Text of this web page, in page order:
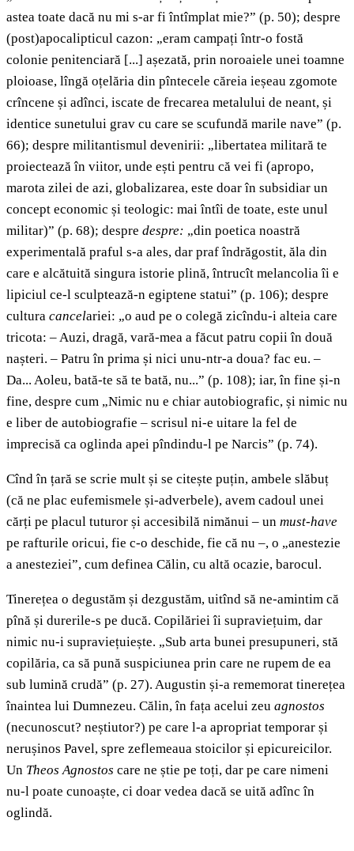
astea toate dacă nu mi s-ar fi întîmplat mie?” (p. 50); despre
(post)apocalipticul cazon: „eram campați într-o fostă
colonie penitenciară [...] așezată, prin noroaiele unei toamne
ploioase, lîngă oțelăria din pîntecele căreia ieșeau zgomote
crîncene și adînci, iscate de frecarea metalului de neant, și
identice sunetului grav cu care se scufundă marile nave” (p.
66); despre militantismul devenirii: „libertatea militară te
proiectează în viitor, unde ești pentru că vei fi (apropo,
marota zilei de azi, globalizarea, este doar în subsidiar un
concept economic și teologic: mai întîi de toate, este unul
militar)” (p. 68); despre despre: „din poetica noastră
experimentală praful s-a ales, dar praf îndrăgostit, ăla din
care e alcătuită singura istorie plină, întrucît melancolia îi e
lipiciul ce-l sculptează-n egiptene statui” (p. 106); despre
cultura cancelariei: „o aud pe o colegă zicîndu-i alteia care
tricota: – Auzi, dragă, vară-mea a făcut patru copii în două
nașteri. – Patru în prima și nici unu-ntr-a doua? fac eu. –
Da... Aoleu, bată-te să te bată, nu...” (p. 108); iar, în fine și-n
fine, despre cum „Nimic nu e chiar autobiografic, și nimic nu
e liber de autobiografie – scrisul ni-e uitare la fel de
imprecisă ca oglinda apei pîndindu-l pe Narcis” (p. 74).
Cînd în țară se scrie mult și se citește puțin, ambele slăbuț
(că ne plac eufemismele și-adverbele), avem cadoul unei
cărți pe placul tuturor și accesibilă nimănui – un must-have
pe rafturile oricui, fie c-o deschide, fie că nu –, o „anestezie
a anesteziei”, cum definea Călin, cu altă ocazie, barocul.
Tinerețea o degustăm și dezgustăm, uitînd să ne-amintim că
pînă și durerile-s pe ducă. Copilăriei îi supraviețuim, dar
nimic nu-i supraviețuiește. „Sub arta bunei presupuneri, stă
copilăria, ca să pună suspiciunea prin care ne rupem de ea
sub lumină crudă” (p. 27). Augustin și-a rememorat tinerețea
înaintea lui Dumnezeu. Călin, în fața acelui zeu agnostos
(necunoscut? neștiutor?) pe care l-a apropriat temporar și
nerușinos Pavel, spre zeflemeaua stoicilor și epicureicilor.
Un Theos Agnostos care ne știe pe toți, dar pe care nimeni
nu-l poate cunoaște, ci doar vedea dacă se uită adînc în
oglindă.